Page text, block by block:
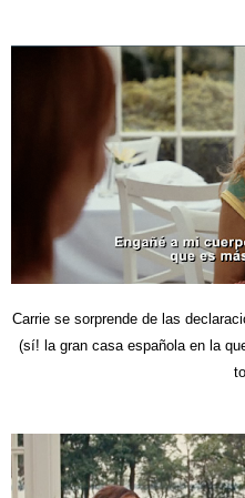
Carrie se sorprende de las
(sí! la gran casa española en la